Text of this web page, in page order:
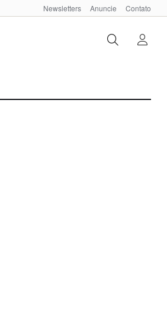
Newsletters Anuncie Contato